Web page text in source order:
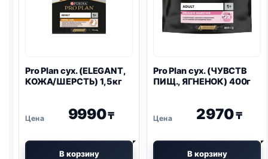
Pro Planсух. (ELEGANT,
КОЖА/ШЕРСТЬ) 1,5кг
9990₸
В корзину
Pro Planсух. (ЧУВСТВ
ПИЩ., ЯГНЕНОК) 400г
2970₸
В корзину